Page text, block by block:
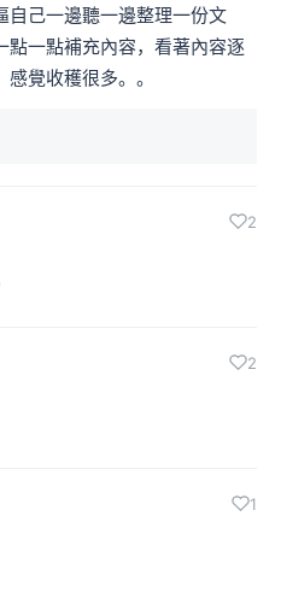
自己一邊聽一邊整理一份文
點一點補充內容，看著內容逐
覺收穫很多。。
2
2
1